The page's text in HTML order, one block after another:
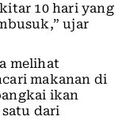
10 hari yang
ujar
melihat
makanan di
ikan
dari